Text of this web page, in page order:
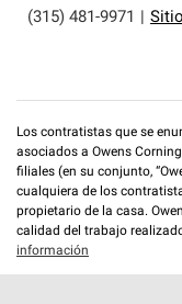
(315) 481-9971
Los contratistas que se
asociados a Owens
filiales (en su conjunto,
cualquiera de los
propietario de la casa.
calidad del trabajo
información